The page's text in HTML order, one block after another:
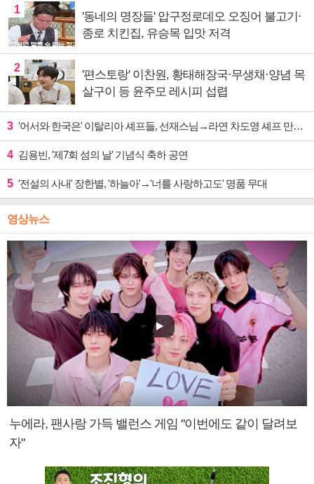
1
'동네의 명장들' 압구정로데오 오징어 불고기·
종로 치킨집, 유승목 입맛 저격
2
'편스토랑' 이찬원, 황태해장국·무생채·양념 목
살구이 등 윤주모 레시피 섭렵
3 '어서와 한국은' 이탈리아 셰프들, 선재스님→라연 차도영 셰프 만난다
4 김용빈, '제7회 섬의 날' 기념식 축하 공연
5 '전설의 사내' 장한별, '하늘아'→'너를 사랑하고도' 명품 무대
영상뉴스
누에라, 팬사랑 가득 밸런스 게임 "이번에도 같이 달려보
자"